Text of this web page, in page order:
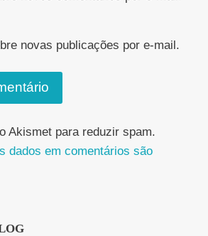
novas publicações por e-mail.
Akismet para reduzir spam.
dados em comentários são